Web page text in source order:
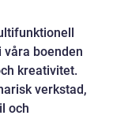
boenden
kreativitet.
verkstad,
och